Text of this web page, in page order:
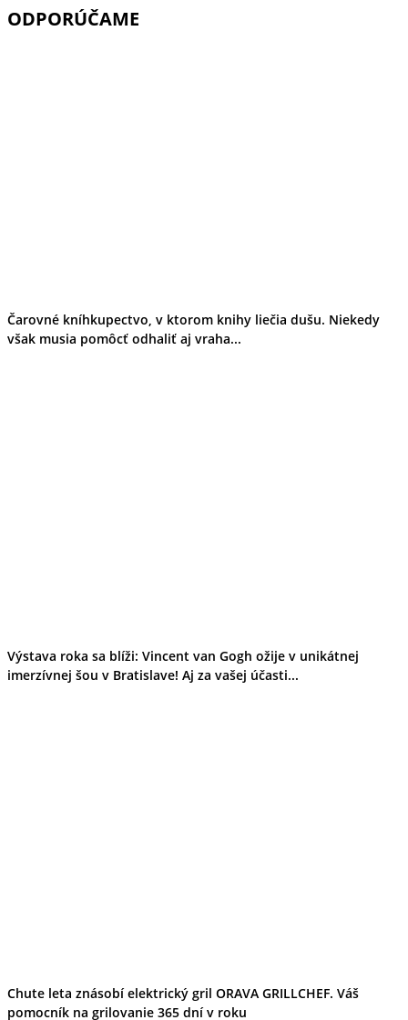
ODPORÚČAME
Čarovné kníhkupectvo, v ktorom knihy liečia dušu. Niekedy
však musia pomôcť odhaliť aj vraha...
Výstava roka sa blíži: Vincent van Gogh ožije v unikátnej
imerzívnej šou v Bratislave! Aj za vašej účasti...
Chute leta znásobí elektrický gril ORAVA GRILLCHEF. Váš
pomocník na grilovanie 365 dní v roku